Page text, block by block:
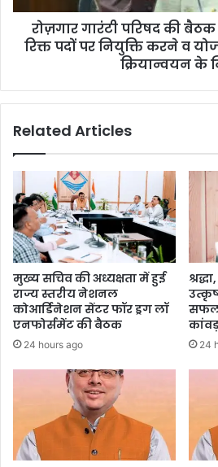
रोज़गार गारंटी परिषद की बैठक
रिक्त पदों पर नियुक्ति करने व
क्रियान्वयन के
Related Articles
मुख्य सचिव की अध्यक्षता में हुई
राज्य स्तरीय नेशनल
कोआर्डिनेशन सेंटर फॉर ड्रग लॉ
एनफोर्समेंट की बैठक
24 hours ago
कांवड़
24